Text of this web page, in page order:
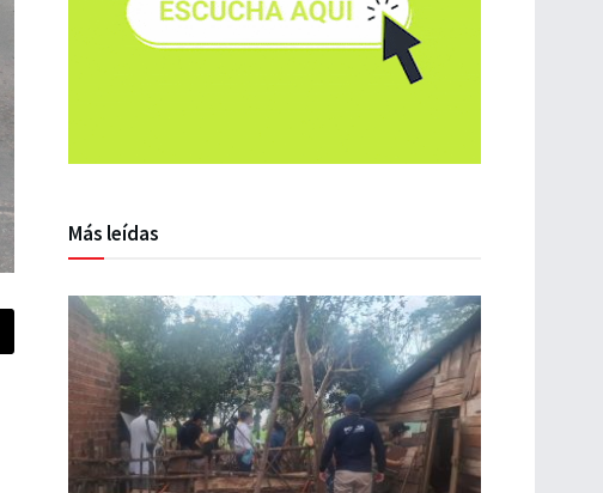
Más leídas